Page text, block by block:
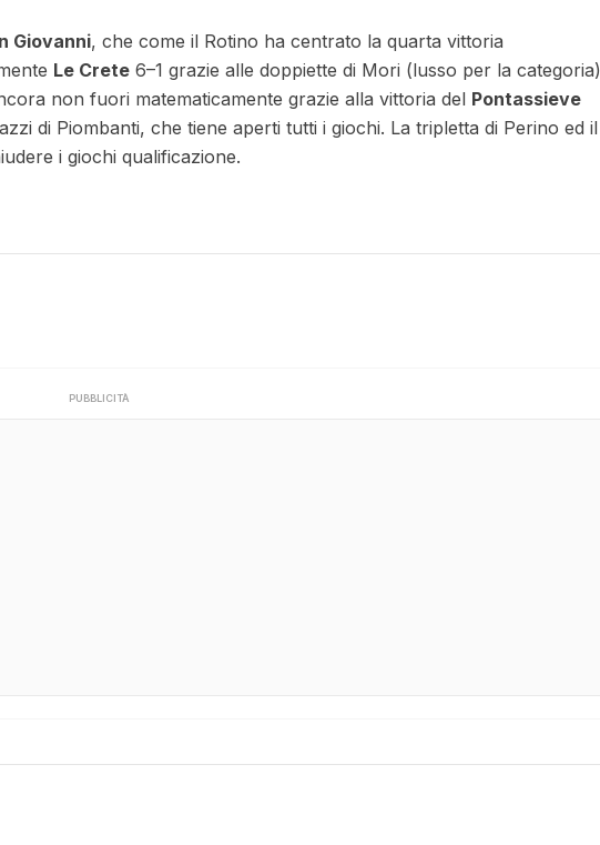
Giovanni, che come il Rotino ha centrato la quarta vittoria
Le Crete 6–1 grazie alle doppiette di Mori (lusso per la categoria)
non fuori matematicamente grazie alla vittoria del Pontassieve
di Piombanti, che tiene aperti tutti i giochi. La tripletta di Perino ed il
i giochi qualificazione.
PUBBLICITÀ